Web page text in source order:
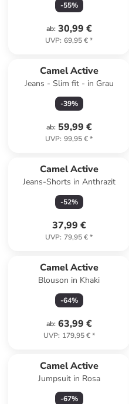
-55%
ab: 30,99 €
UVP: 69,95 €*
Camel Active
Jeans - Slim fit - in Grau
-39%
ab: 59,99 €
UVP: 99,95 €*
Camel Active
Jeans-Shorts in Anthrazit
-52%
37,99 €
UVP: 79,95 €*
Camel Active
Blouson in Khaki
-64%
ab: 63,99 €
UVP: 179,95 €*
Camel Active
Jumpsuit in Rosa
-67%